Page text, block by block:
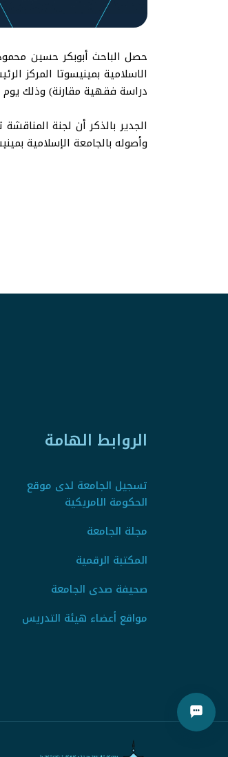
حصل الباحث أبوبكر حسين
الاسلامية بمينيسوتا المركز
دراسة فقهية مقارنة) وذلك يوم الجمعة الموافق 29 تشرين الثاني نوفمبر
الجدير بالذكر أن لجنة
وأصوله بالجامعة الإسلامية
الروابط الهامة
تسجيل الجامعة لدى موقع
الحكومة الامريكية
مجلة الجامعة
المكتبة الرقمية
صحيفة صدى الجامعة
مواقع أعضاء هيئة التدريس